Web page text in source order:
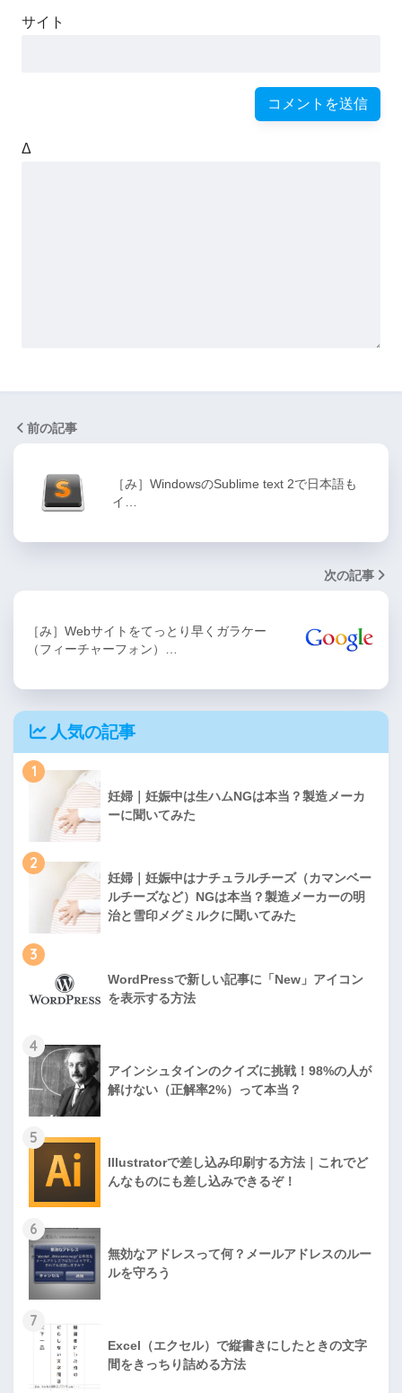
サイト
Δ
前の記事
［み］WindowsのSublime text 2で日本語も
イ…
次の記事
［み］Webサイトをてっとり早くガラケー
（フィーチャーフォン）…
人気の記事
1
妊婦｜妊娠中は生ハムNGは本当？製造メーカ
ーに聞いてみた
2
妊婦｜妊娠中はナチュラルチーズ（カマンベー
ルチーズなど）NGは本当？製造メーカーの明
治と雪印メグミルクに聞いてみた
3
WordPressで新しい記事に「New」アイコン
を表示する方法
4
アインシュタインのクイズに挑戦！98%の人が
解けない（正解率2%）って本当？
5
Illustratorで差し込み印刷する方法｜これでど
んなものにも差し込みできるぞ！
6
無効なアドレスって何？メールアドレスのルー
ルを守ろう
7
Excel（エクセル）で縦書きにしたときの文字
間をきっちり詰める方法